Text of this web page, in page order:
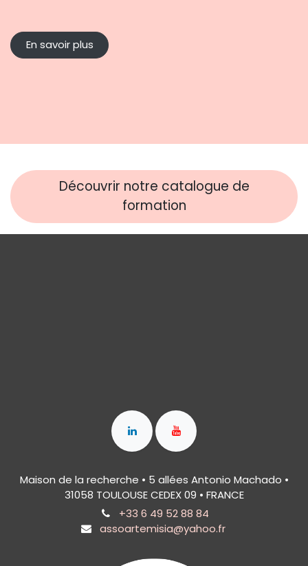
En savoir plus
Découvrir notre catalogue de
formation
Maison de la recherche • 5 allées Antonio Machado •
31058 TOULOUSE CEDEX 09 • FRANCE
+33 6 49 52 88 84
assoartemisia@yahoo.fr